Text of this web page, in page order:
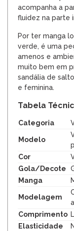
acompanha a
fluidez na parte
Por ter manga
verde, é uma
amenos e
muito bem em
sandália de
e feminina.
Tabela
Categoria
Modelo
Cor
Gola/Decote
Manga
Modelagem
Comprimento
Elasticidade